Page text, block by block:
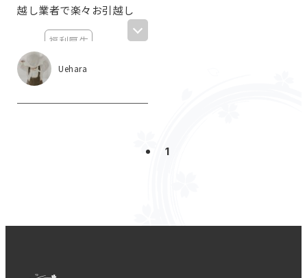
越し業者で楽々お引越し
福利厚生
引っ越し補助制
ありがとう兵庫
Uehara
1